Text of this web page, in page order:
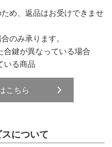
め、返品はお受けできませ
のみ承ります。
合鍵が異なっている場合
いる商品
こちら
について